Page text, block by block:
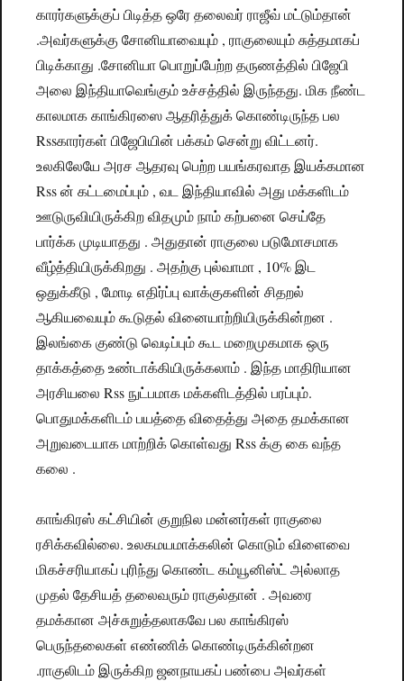
காரர்களுக்குப் பிடித்த ஒரே தலைவர் ராஜீவ் மட்டும்தான்
.அவர்களுக்கு சோனியாவையும் , ராகுலையும் சுத்தமாகப்
பிடிக்காது .சோனியா பொறுப்பேற்ற தருணத்தில் பிஜேபி
அலை இந்தியாவெங்கும் உச்சத்தில் இருந்தது. மிக நீண்ட
காலமாக காங்கிரஸை ஆதரித்துக் கொண்டிருந்த பல
Rssகாரர்கள் பிஜேபியின் பக்கம் சென்று விட்டனர்.
உலகிலேயே அரச ஆதரவு பெற்ற பயங்கரவாத இயக்கமான
Rss ன் கட்டமைப்பும் , வட இந்தியாவில் அது மக்களிடம்
ஊடுருவியிருக்கிற விதமும் நாம் கற்பனை செய்தே
பார்க்க முடியாதது . அதுதான் ராகுலை படுமோசமாக
வீழ்த்தியிருக்கிறது . அதற்கு புல்வாமா , 10% இட
ஒதுக்கீடு , மோடி எதிர்ப்பு வாக்குகளின் சிதறல்
ஆகியவையும் கூடுதல் வினையாற்றியிருக்கின்றன .
இலங்கை குண்டு வெடிப்பும் கூட மறைமுகமாக ஒரு
தாக்கத்தை உண்டாக்கியிருக்கலாம் . இந்த மாதிரியான
அரசியலை Rss நுட்பமாக மக்களிடத்தில் பரப்பும்.
பொதுமக்களிடம் பயத்தை விதைத்து அதை தமக்கான
அறுவடையாக மாற்றிக் கொள்வது Rss க்கு கை வந்த
கலை .
காங்கிரஸ் கட்சியின் குறுநில மன்னர்கள் ராகுலை
ரசிக்கவில்லை. உலகமயமாக்கலின் கொடும் விளைவை
மிகச்சரியாகப் புரிந்து கொண்ட கம்யூனிஸ்ட் அல்லாத
முதல் தேசியத் தலைவரும் ராகுல்தான் . அவரை
தமக்கான அச்சுறுத்தலாகவே பல காங்கிரஸ்
பெருந்தலைகள் எண்ணிக் கொண்டிருக்கின்றன
.ராகுலிடம் இருக்கிற ஜனநாயகப் பண்பை அவர்கள்